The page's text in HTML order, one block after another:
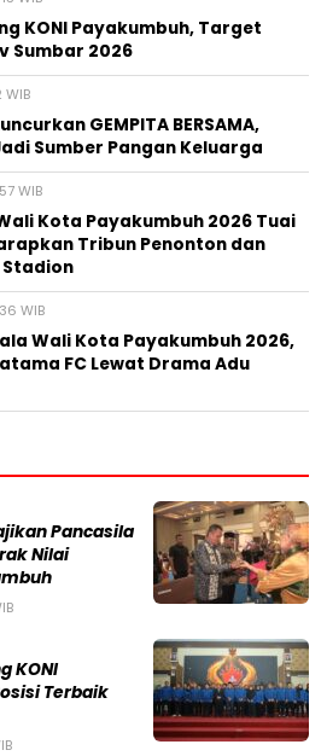
KONI Payakumbuh, Target
Sumbar 2026
GEMPITA BERSAMA,
Sumber Pangan Keluarga
WIB
Kota Payakumbuh 2026 Tuai
Tribun Penonton dan
WIB
Wali Kota Payakumbuh 2026,
FC Lewat Drama Adu
Pancasila
Nilai
KONI
Terbaik